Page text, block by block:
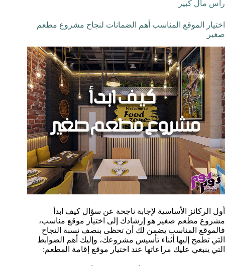
رأس مال كبير
اختيار الموقع المناسب أهم الضمانات لنجاح مشروع مطعم
صغير
أول الركائز الأساسية لإجابة ناجحة عن سؤال كيف ابدأ
مشروع مطعم صغير هو إرشادك إلى اختيار موقع مناسب،
فالموقع المناسب يضمن لك أن تحظى بنصف نسبة النجاح
التي تطمح إليها أثناء تأسيس مشروعك، وإليك أهم الضوابط
التي ينبغي عليك مراعاتها عند اختيار موقع إقامة المطعم: